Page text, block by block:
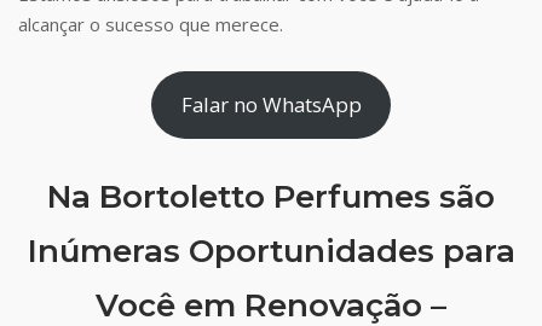
alcançar o sucesso que merece.
Falar no WhatsApp
Na Bortoletto Perfumes são
Inúmeras Oportunidades para
Você em Renovação –